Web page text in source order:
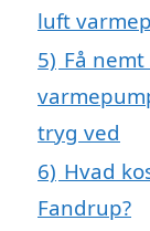
luft
5) Få
tryg ved
6) Hvad
Fandrup?